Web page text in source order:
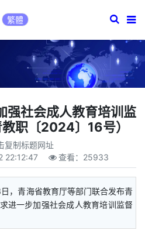
繁體
强社会成人教育培训监
职〔2024〕16号）
复制标题网址
22:12:47 查看： 25933
，青海省教育厅等部门联合发布青
进一步加强社会成人教育培训监督